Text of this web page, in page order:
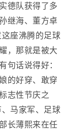
德队获得了多
继海、董方卓
座沸腾的足球
，那就是被大
句话说得好：
的好穿、敢穿
志性节庆之
马家军、足球
长薄熙来在任